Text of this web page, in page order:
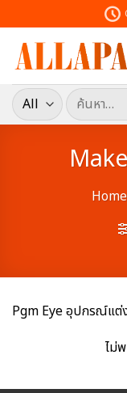
to
content
ค้นหา:
Home
Pgm Eye อุปกรณ์แต่
ไม่